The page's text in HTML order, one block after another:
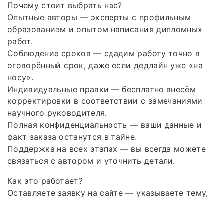
Почему стоит выбрать нас?
Опытные авторы — эксперты с профильным
образованием и опытом написания дипломных
работ.
Соблюдение сроков — сдадим работу точно в
оговорённый срок, даже если дедлайн уже «на
носу».
Индивидуальные правки — бесплатно внесём
корректировки в соответствии с замечаниями
научного руководителя.
Полная конфиденциальность — ваши данные и
факт заказа останутся в тайне.
Поддержка на всех этапах — вы всегда можете
связаться с автором и уточнить детали.
Как это работает?
Оставляете заявку на сайте — указываете тему,